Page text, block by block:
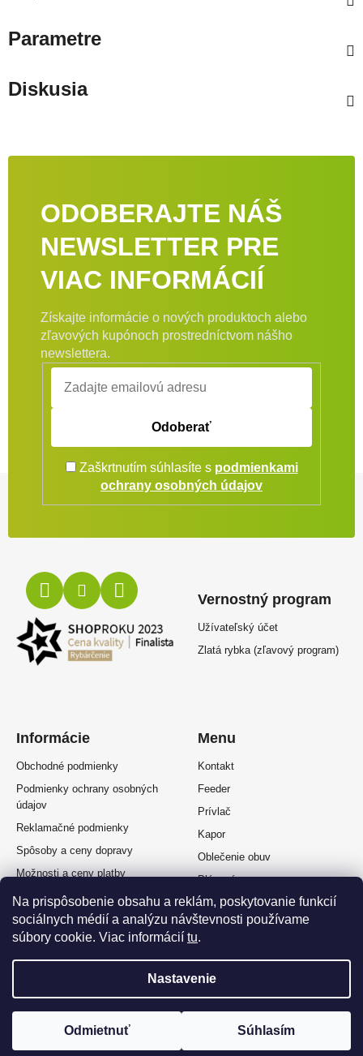
Na prispôsobenie obsahu a reklám, poskytovanie funkcií
sociálnych médií a analýzu návštevnosti používame
súbory cookie. Viac informácií tu.
Nastavenie
Odmietnuť Súhlasím
Parametre
Diskusia
ODOBERAJTE NÁŠ
NEWSLETTER PRE
VIAC INFORMÁCIÍ
Získajte informácie o nových produktoch alebo
zľavových kupónoch prostredníctvom nášho
newslettera.
Odoberať
Zaškrtnutím súhlasíte s podmienkami
ochrany osobných údajov
Informácie
Obchodné podmienky
Podmienky ochrany osobných
údajov
Reklamačné podmienky
Spôsoby a ceny dopravy
Možnosti a ceny platby
Splátkový predaj
Odstúpenie od zmluvy
Vernostný program
Užívateľský účet
Zlatá rybka (zľavový program)
Menu
Kontakt
Feeder
Prívlač
Kapor
Oblečenie obuv
Plávaná
Muškárina
Vytvoril Shoptet Premium a
Adatelier
Copyright 2026OKFISH
. Všetky práva vyhradené.
Upraviť nastavenie cookies